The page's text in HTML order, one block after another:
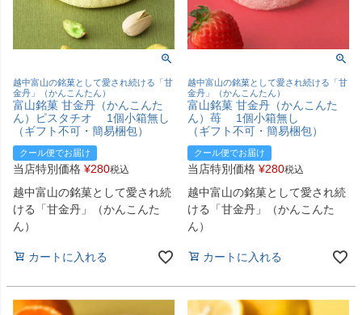
越中富山の銘菓として愛され続ける「甘
金丹」（かんこんたん）
富山銘菓 甘金丹（かんこんた
ん）ピスタチオ 1個小箱無し
（ギフト不可・簡易梱包）
クール便でお届け
当店特別価格 ¥280税込
越中富山の銘菓として愛され続
ける「甘金丹」（かんこんた
ん）
カートに入れる
越中富山の銘菓として愛され続ける「甘
金丹」（かんこんたん）
富山銘菓 甘金丹（かんこんた
ん）苺 1個小箱無し
（ギフト不可・簡易梱包）
クール便でお届け
当店特別価格 ¥280税込
越中富山の銘菓として愛され続
ける「甘金丹」（かんこんた
ん）
カートに入れる